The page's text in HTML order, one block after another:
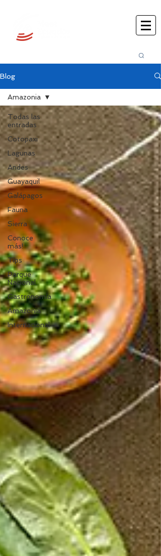
Blog
Todas las
entradas
Cotopaxi
Lagunas
Andes
Guayaquil
Galápagos
Fauna
Sierra
Conoce
más!
Tips
Parque
Nacional
Gastronomía
Amazonia
Internacional
Amazonia